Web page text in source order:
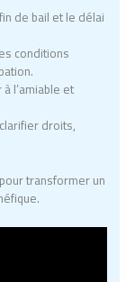
de bail et le délai
conditions
l’amiable et
droits,
transformer un